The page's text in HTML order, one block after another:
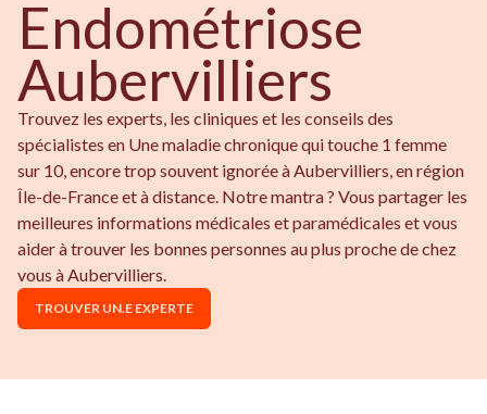
Endométriose
Aubervilliers
Trouvez les experts, les cliniques et les conseils des
spécialistes en Une maladie chronique qui touche 1 femme
sur 10, encore trop souvent ignorée à Aubervilliers, en région
Île-de-France et à distance. Notre mantra ? Vous partager les
meilleures informations médicales et paramédicales et vous
aider à trouver les bonnes personnes au plus proche de chez
vous à Aubervilliers.
TROUVER UN.E EXPERTE